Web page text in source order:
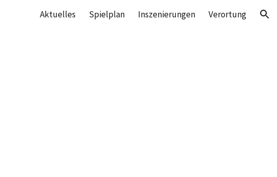
to navigationAktuelles Spielplan Inszenierungen Verortung